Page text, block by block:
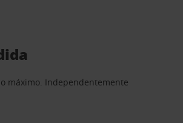
máximo. Independentemente